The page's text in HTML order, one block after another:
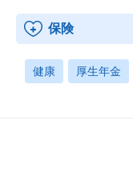
保険
健康 厚生年金